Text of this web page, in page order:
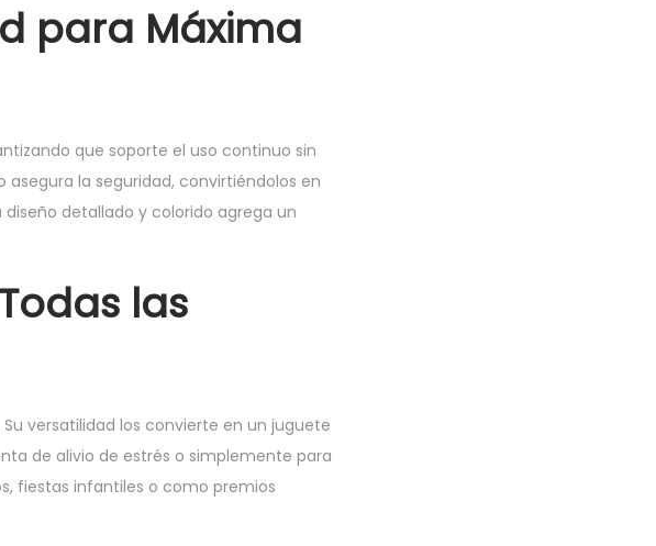
para Máxima
que soporte el uso continuo sin
la seguridad, convirtiéndolos en
detallado y colorido agrega un
las
versatilidad los convierte en un juguete
de alivio de estrés o simplemente para
fiestas infantiles o como premios